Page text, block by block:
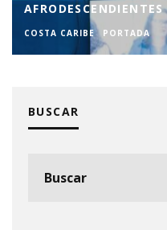
CON BAUTIZOS Y
COSTA CARIBE PORTADA
BUSCAR